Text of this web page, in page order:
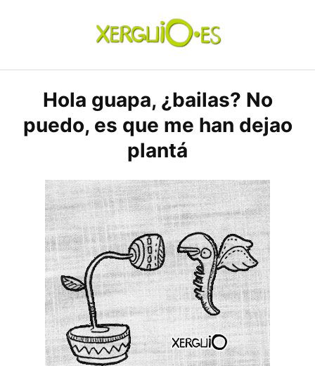
xerguio.ES | ilustración
Hola guapa, ¿bailas? No
puedo, es que me han dejao
plantá